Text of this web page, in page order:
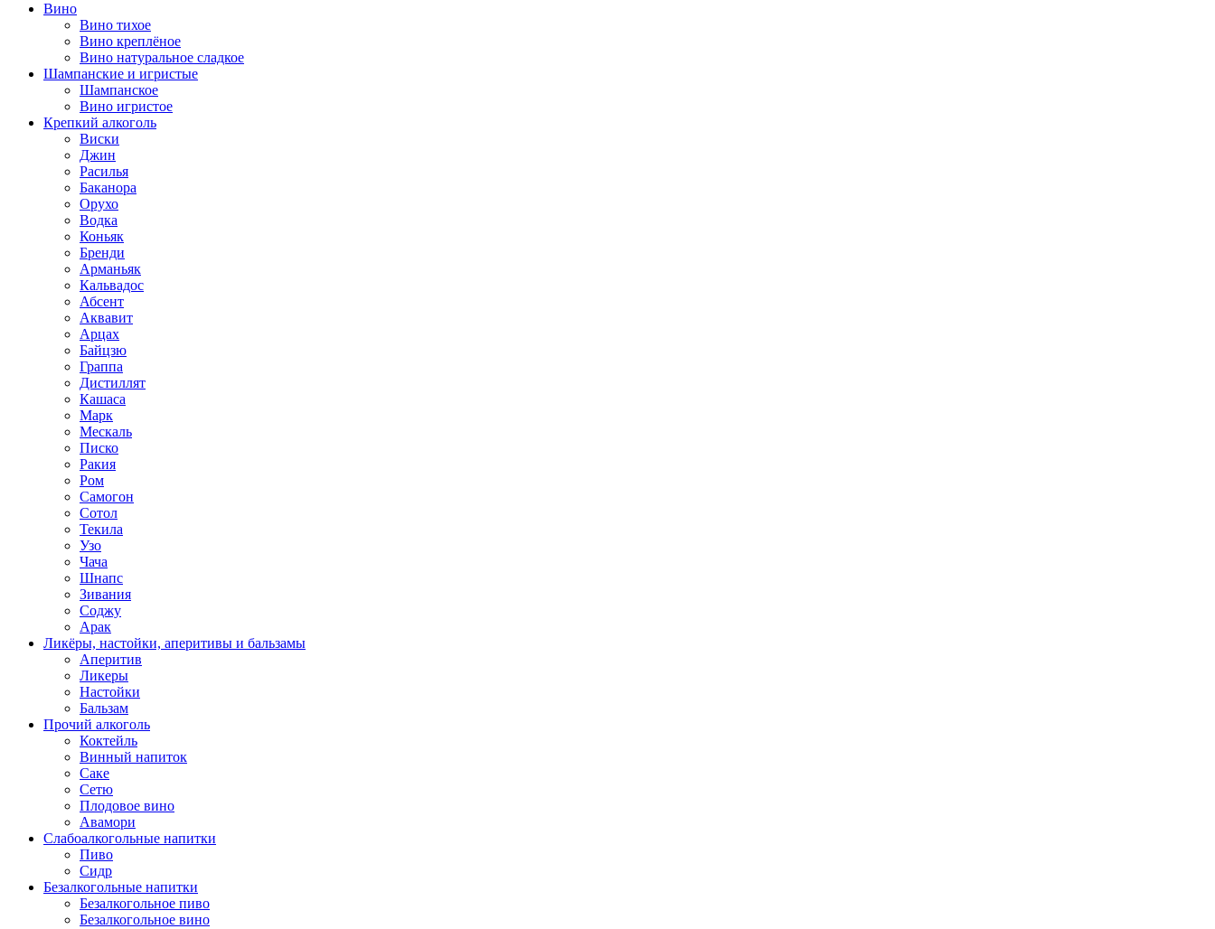
Вино
Вино тихое
Вино креплёное
Вино натуральное сладкое
Шампанские и игристые
Шампанское
Вино игристое
Крепкий алкоголь
Виски
Джин
Расилья
Баканора
Орухо
Водка
Коньяк
Бренди
Арманьяк
Кальвадос
Абсент
Аквавит
Арцах
Байцзю
Граппа
Дистиллят
Кашаса
Марк
Мескаль
Писко
Ракия
Ром
Самогон
Сотол
Текила
Узо
Чача
Шнапс
Зивания
Соджу
Арак
Ликёры, настойки, аперитивы и бальзамы
Аперитив
Ликеры
Настойки
Бальзам
Прочий алкоголь
Коктейль
Винный напиток
Саке
Сетю
Плодовое вино
Авамори
Слабоалкогольные напитки
Пиво
Сидр
Безалкогольные напитки
Безалкогольное пиво
Безалкогольное вино